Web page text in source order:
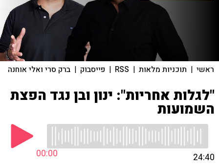
ראשי | תוכניות מלאות |
RSS
| פייסבוק | ברק סרי ואלי אוחנה
"לגלות אחריות": ינון ובן נגד הפצת
השמועות
00:00 24:40